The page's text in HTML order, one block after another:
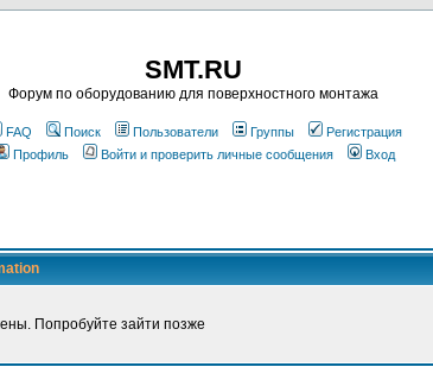
SMT.RU
Форум по оборудованию для поверхностного монтажа
FAQ Поиск Пользователи Группы
Регистрация
Профиль
Войти и проверить личные сообщения Вход
Попробуйте зайти позже